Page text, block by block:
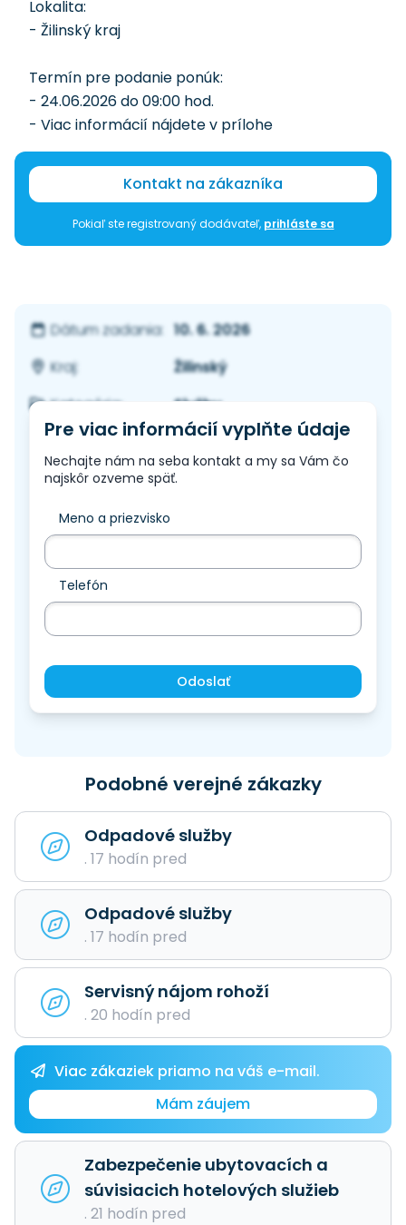
Lokalita:
- Žilinský kraj
Termín pre podanie ponúk:
- 24.06.2026 do 09:00 hod.
- Viac informácií nájdete v prílohe
Kontakt na zákazníka
Pokiaľ ste registrovaný dodávateľ, prihláste sa
Dátum zadania: 10. 6. 2026
Kraj:
Žilinský
Kategória:
Služby
Pre viac informácií vyplňte údaje
Nechajte nám na seba kontakt a my sa Vám čo
najskôr ozveme späť.
Meno a priezvisko
Telefón
Odoslať
Podobné verejné zákazky
Odpadové služby
. 17 hodín pred
Odpadové služby
. 17 hodín pred
Servisný nájom rohoží
. 20 hodín pred
Viac zákaziek priamo na váš e-mail.
Mám záujem
Zabezpečenie ubytovacích a
súvisiacich hotelových služieb
. 21 hodín pred